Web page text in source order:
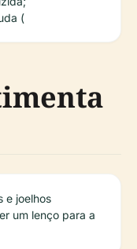
(
e joelhos
um lenço para a